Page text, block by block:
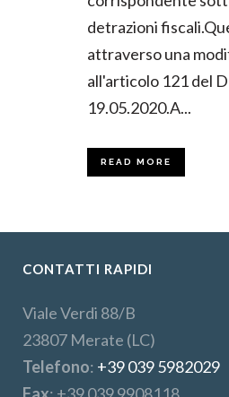
detrazioni
attraverso una
all'articolo 121 del
19.05.2020.A...
READ MORE
CONTATTI RAPIDI
Viale Verdi 88/B
23807 Merate (LC)
Telefono: +39 039 5982029